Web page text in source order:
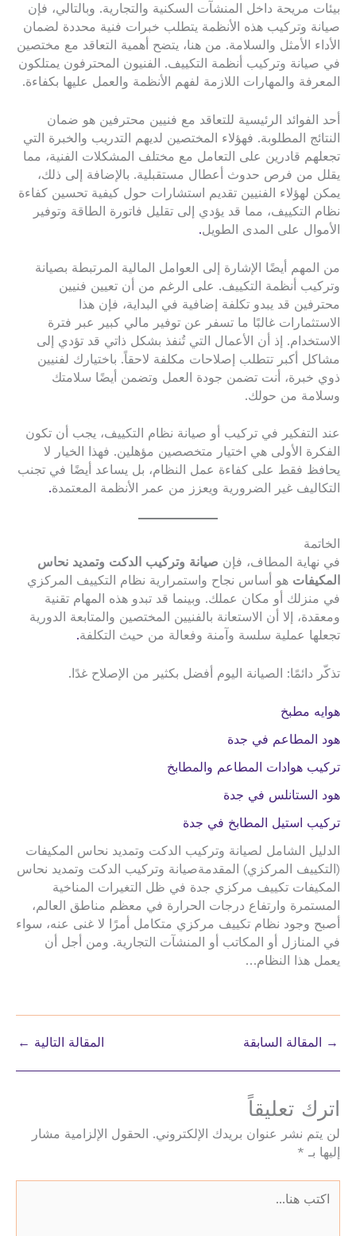
بيئات مريحة داخل المنشآت السكنية والتجارية. وبالتالي، فإن
صيانة وتركيب هذه الأنظمة يتطلب خبرات فنية محددة لضمان
الأداء الأمثل والسلامة. من هنا، يتضح أهمية التعاقد مع مختصين
في صيانة وتركيب أنظمة التكييف. الفنيون المحترفون يمتلكون
المعرفة والمهارات اللازمة لفهم الأنظمة والعمل عليها بكفاءة.
أحد الفوائد الرئيسية للتعاقد مع فنيين محترفين هو ضمان
النتائج المطلوبة. فهؤلاء المختصين لديهم التدريب والخبرة التي
تجعلهم قادرين على التعامل مع مختلف المشكلات الفنية، مما
يقلل من فرص حدوث أعطال مستقبلية. بالإضافة إلى ذلك،
يمكن لهؤلاء الفنيين تقديم استشارات حول كيفية تحسين كفاءة
نظام التكييف، مما قد يؤدي إلى تقليل فاتورة الطاقة وتوفير
الأموال على المدى الطويل.
من المهم أيضًا الإشارة إلى العوامل المالية المرتبطة بصيانة
وتركيب أنظمة التكييف. على الرغم من أن تعيين فنيين
محترفين قد يبدو تكلفة إضافية في البداية، فإن هذا
الاستثمارات غالبًا ما تسفر عن توفير مالي كبير عبر فترة
الاستخدام. إذ أن الأعمال التي تُنفذ بشكل ذاتي قد تؤدي إلى
مشاكل أكبر تتطلب إصلاحات مكلفة لاحقاً. باختيارك لفنيين
ذوي خبرة، أنت تضمن جودة العمل وتضمن أيضًا سلامتك
وسلامة من حولك.
عند التفكير في تركيب أو صيانة نظام التكييف، يجب أن تكون
الفكرة الأولى هي اختيار متخصصين مؤهلين. فهذا الخيار لا
يحافظ فقط على كفاءة عمل النظام، بل يساعد أيضًا في تجنب
التكاليف غير الضرورية ويعزز من عمر الأنظمة المعتمدة.
الخاتمة
في نهاية المطاف، فإن صيانة وتركيب الدكت وتمديد نحاس
المكيفات هو أساس نجاح واستمرارية نظام التكييف المركزي
في منزلك أو مكان عملك. وبينما قد تبدو هذه المهام تقنية
ومعقدة، إلا أن الاستعانة بالفنيين المختصين والمتابعة الدورية
تجعلها عملية سلسة وآمنة وفعالة من حيث التكلفة.
تذكّر دائمًا: الصيانة اليوم أفضل بكثير من الإصلاح غدًا.
هوايه مطبخ
هود المطاعم في جدة
تركيب هوادات المطاعم والمطابخ
هود الستانلس في جدة
تركيب استيل المطابخ في جدة
الدليل الشامل لصيانة وتركيب الدكت وتمديد نحاس المكيفات
(التكييف المركزي) المقدمةصيانة وتركيب الدكت وتمديد نحاس
المكيفات تكييف مركزي جدة في ظل التغيرات المناخية
المستمرة وارتفاع درجات الحرارة في معظم مناطق العالم،
أصبح وجود نظام تكييف مركزي متكامل أمرًا لا غنى عنه، سواء
في المنازل أو المكاتب أو المنشآت التجارية. ومن أجل أن
يعمل هذا النظام…
→ المقالة السابقة المقالة التالية ←
اترك تعليقاً
لن يتم نشر عنوان بريدك الإلكتروني.
الحقول الإلزامية مشار
إليها بـ *
هنا...